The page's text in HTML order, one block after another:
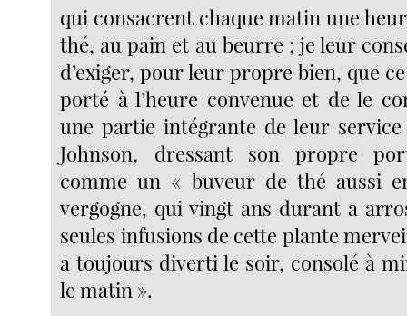
qui consacrent chaque matin une
thé, au pain et au beurre ; je leur
d’exiger, pour leur propre bien, que
porté à l’heure convenue et de le
une partie intégrante de leur
Johnson, dressant son propre
comme un « buveur de thé aussi
vergogne, qui vingt ans durant a
seules infusions de cette plante
a toujours diverti le soir, consolé à
le matin ».